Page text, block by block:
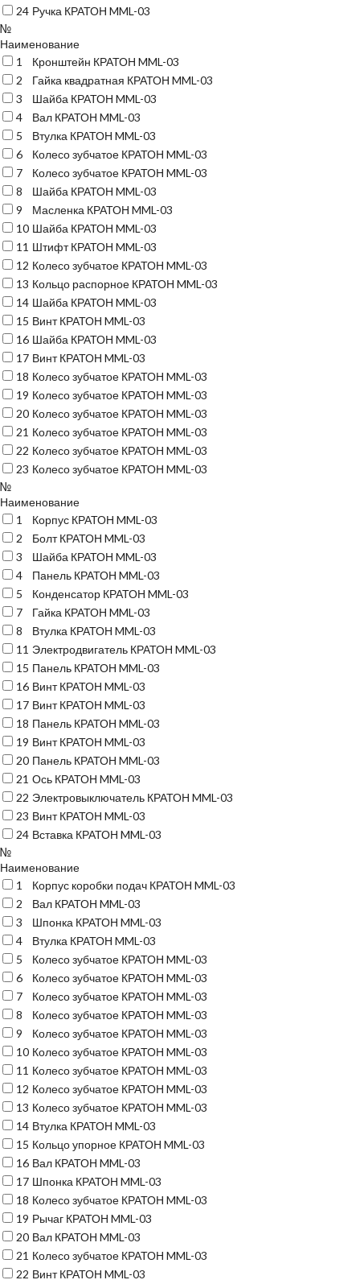
24 Ручка КРАТОН MML-03
№
Наименование
1
Кронштейн КРАТОН MML-03
2
Гайка квадратная КРАТОН MML-03
3
Шайба КРАТОН MML-03
4
Вал КРАТОН MML-03
5
Втулка КРАТОН MML-03
6
Колесо зубчатое КРАТОН MML-03
7
Колесо зубчатое КРАТОН MML-03
8
Шайба КРАТОН MML-03
9
Масленка КРАТОН MML-03
10 Шайба КРАТОН MML-03
11 Штифт КРАТОН MML-03
12 Колесо зубчатое КРАТОН MML-03
13 Кольцо распорное КРАТОН MML-03
14 Шайба КРАТОН MML-03
15 Винт КРАТОН MML-03
16 Шайба КРАТОН MML-03
17 Винт КРАТОН MML-03
18 Колесо зубчатое КРАТОН MML-03
19 Колесо зубчатое КРАТОН MML-03
20 Колесо зубчатое КРАТОН MML-03
21 Колесо зубчатое КРАТОН MML-03
22 Колесо зубчатое КРАТОН MML-03
23 Колесо зубчатое КРАТОН MML-03
№
Наименование
1
Корпус КРАТОН MML-03
2
Болт КРАТОН MML-03
3
Шайба КРАТОН MML-03
4
Панель КРАТОН MML-03
5
Конденсатор КРАТОН MML-03
7
Гайка КРАТОН MML-03
8
Втулка КРАТОН MML-03
11 Электродвигатель КРАТОН MML-03
15 Панель КРАТОН MML-03
16 Винт КРАТОН MML-03
17 Винт КРАТОН MML-03
18 Панель КРАТОН MML-03
19 Винт КРАТОН MML-03
20 Панель КРАТОН MML-03
21 Ось КРАТОН MML-03
22 Электровыключатель КРАТОН MML-03
23 Винт КРАТОН MML-03
24 Вставка КРАТОН MML-03
№
Наименование
1
Корпус коробки подач КРАТОН MML-03
2
Вал КРАТОН MML-03
3
Шпонка КРАТОН MML-03
4
Втулка КРАТОН MML-03
5
Колесо зубчатое КРАТОН MML-03
6
Колесо зубчатое КРАТОН MML-03
7
Колесо зубчатое КРАТОН MML-03
8
Колесо зубчатое КРАТОН MML-03
9
Колесо зубчатое КРАТОН MML-03
10 Колесо зубчатое КРАТОН MML-03
11 Колесо зубчатое КРАТОН MML-03
12 Колесо зубчатое КРАТОН MML-03
13 Колесо зубчатое КРАТОН MML-03
14 Втулка КРАТОН MML-03
15 Кольцо упорное КРАТОН MML-03
16 Вал КРАТОН MML-03
17 Шпонка КРАТОН MML-03
18 Колесо зубчатое КРАТОН MML-03
19 Рычаг КРАТОН MML-03
20 Вал КРАТОН MML-03
21 Колесо зубчатое КРАТОН MML-03
22 Винт КРАТОН MML-03